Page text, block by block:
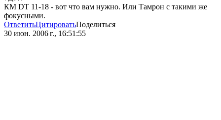
КМ DT 11-18 - вот что вам нужно. Или Тамрон с такими же
фокусными.
ОтветитьЦитироватьПоделиться
30 июн. 2006 г., 16:51:55